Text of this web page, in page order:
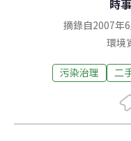
時
摘錄自2007年
環境
污染治理 二